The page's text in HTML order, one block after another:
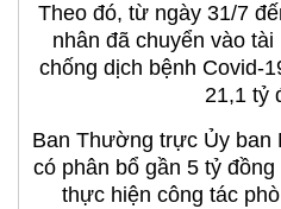
Theo đó, từ ngày 31/7
nhân đã chuyển vào
chống dịch bệnh Covid-
21,1 tỷ
Ban Thường trực Ủy ban
có phân bổ gần 5 tỷ
thực hiện công tác